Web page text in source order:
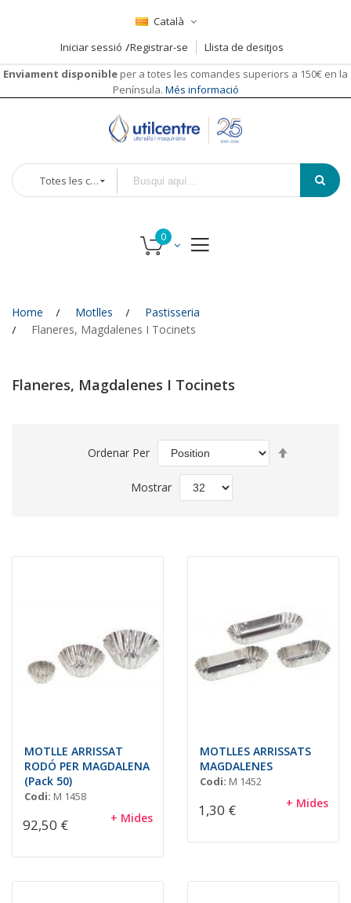
Català
Iniciar sessió
Registrar-se
Llista de desitjos
Enviament disponible per a totes les comandes superiors a 150€ en la
Península. Més informació
Totes les categories
Home Motlles
Pastisseria
Flaneres, Magdalenes I Tocinets
Flaneres, Magdalenes I Tocinets
Ordenar Per
Mostrar
MOTLLE ARRISSAT
RODÓ PER MAGDALENA
(Pack 50)
Codi: M 1458
92,50 € + Mides
MOTLLES ARRISSATS
MAGDALENES
Codi: M 1452
1,30 € + Mides